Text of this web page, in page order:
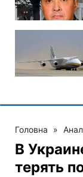
Головна »
В
терять